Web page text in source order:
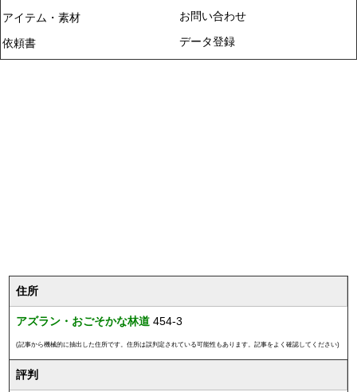
アイテム・素材
依頼書
お問い合わせ
データ登録
住所
アズラン・おごそかな林道 454-3
(記事から機械的に抽出した住所です。住所は誤判定されている可能性もあります。記事をよく確認してください)
評判